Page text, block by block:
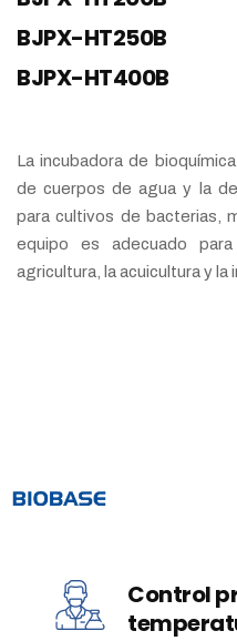
BJPX-HT250B
BJPX-HT400B
La incubadora de
de cuerpos de agua y la
para cultivos de bacterias,
equipo es adecuado
agricultura, la acuicultura y
Control